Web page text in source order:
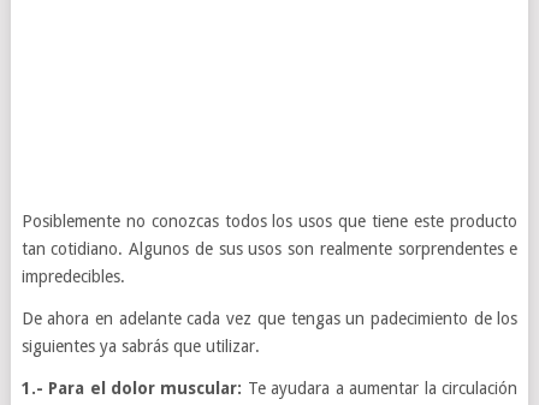
Posiblemente no conozcas todos los usos que tiene este producto
tan cotidiano. Algunos de sus usos son realmente sorprendentes e
impredecibles.
De ahora en adelante cada vez que tengas un padecimiento de los
siguientes ya sabrás que utilizar.
1.- Para el dolor muscular: Te ayudara a aumentar la circulación